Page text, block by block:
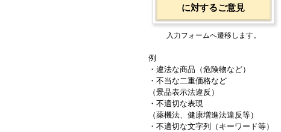
に対するご意見
入力フォームへ遷移します。
例
・違法な商品（危険物など）
・不当な二重価格など
（景品表示法違反）
・不適切な表現
（薬機法、健康増進法違反等）
・不適切な文字列（キーワード等）